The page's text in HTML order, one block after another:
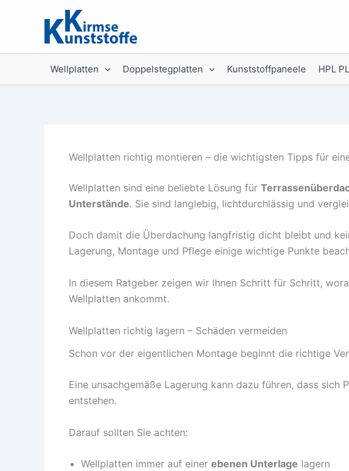
Wellplatten Doppelstegplatten Kunststoffpaneele HPL
Wellplatten richtig montieren – die wichtigsten Tipps für
Wellplatten sind eine beliebte Lösung für
Unterstände. Sie sind langlebig, lichtdurchlässig und
Doch damit die Überdachung langfristig dicht bleibt und
Lagerung, Montage und Pflege einige wichtige Punkte
In diesem Ratgeber zeigen wir Ihnen Schritt für Schritt,
Wellplatten ankommt.
Wellplatten richtig lagern – Schäden vermeiden
Schon vor der eigentlichen Montage beginnt die richtige
Eine unsachgemäße Lagerung kann dazu führen, dass
entstehen.
Darauf sollten Sie achten:
Wellplatten immer auf einer ebenen Unterlage lagern